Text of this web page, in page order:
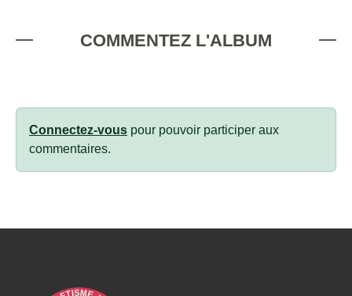
COMMENTEZ L'ALBUM
Connectez-vous pour pouvoir participer aux
commentaires.